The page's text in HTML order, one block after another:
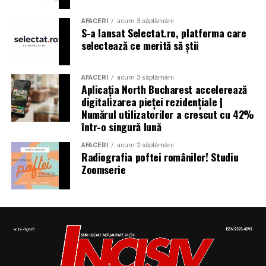
– Sf. Ioan Maria Vianney, preot (Calendarul Romano-
Catolic 2026)
– 1807: S-a născut Constantin Lecca, pictor, tipograf,
editor, scriitor, traducător şi profesor; ctitorul primei
tipografii (19.IX.1837) şi al primului periodic din
în domeniul portretisticii, al picturii religioase (în stil
occidental) şi al picturii cu tematică istorică; participant
AFACERI acum 3 săptămâni
S-a lansat Selectat.ro, platforma care
selectează ce merită să știi
AFACERI acum 3 săptămâni
Aplicația North Bucharest accelerează
digitalizarea pieței rezidențiale |
Numărul utilizatorilor a crescut cu 42%
într-o singură lună
AFACERI acum 2 săptămâni
Radiografia poftei românilor! Studiu
Zoomserie